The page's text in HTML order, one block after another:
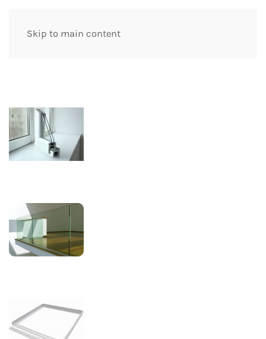
Skip to main content